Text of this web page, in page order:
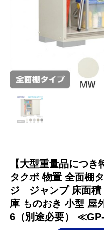
【大型重量品につき
タクボ 物置 全面棚
ジ ジャンプ 床面積
庫 ものおき 小型 屋
6（別途必要）